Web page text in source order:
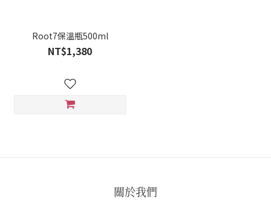
Root7保溫瓶500ml
NT$1,380
關於我們